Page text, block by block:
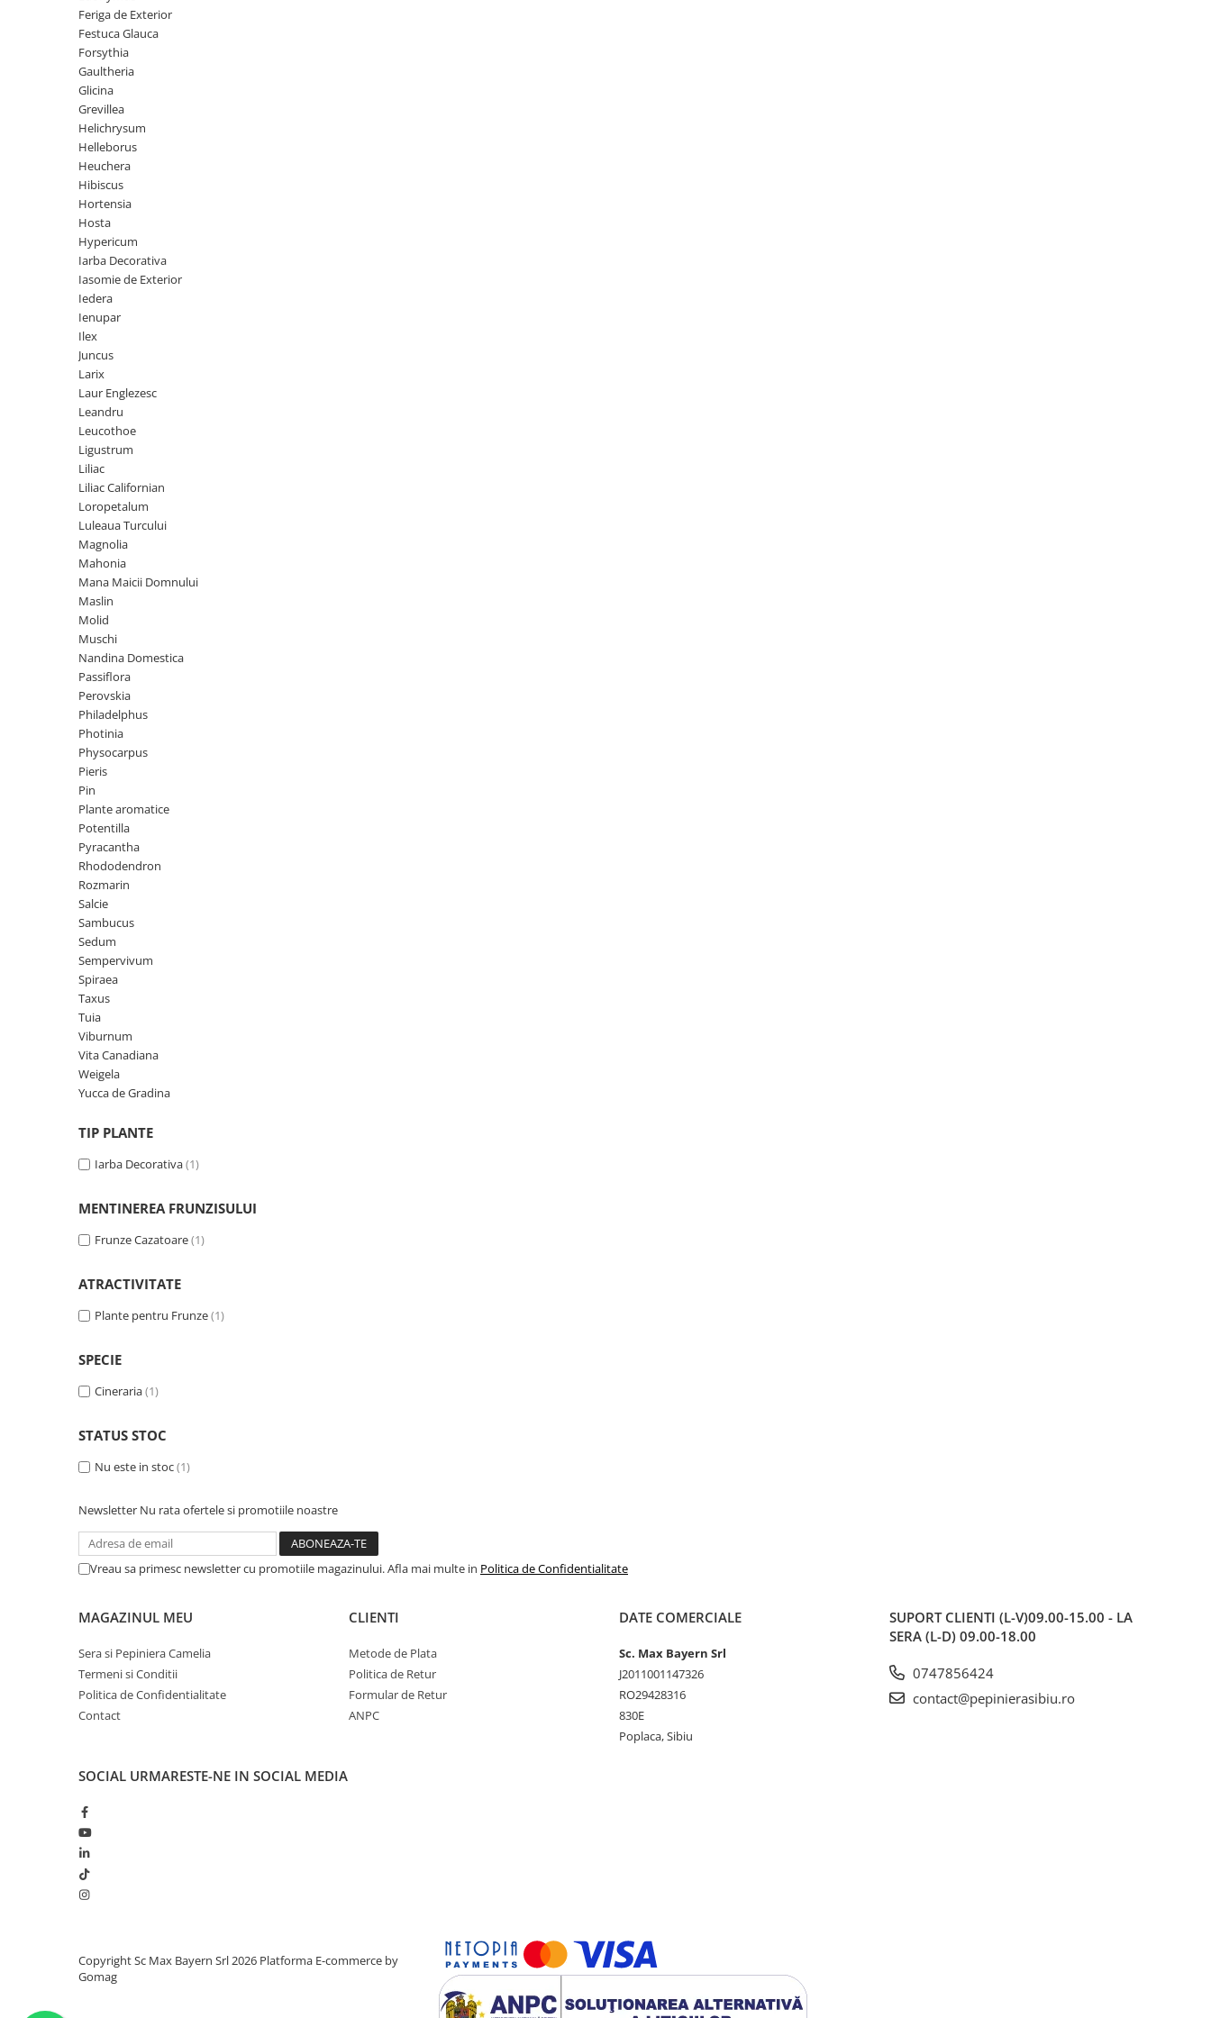
Seminte de Ierburi
Seminte de Legume/Fructe
Feriga de Exterior
Festuca Glauca
Forsythia
Gaultheria
Glicina
Grevillea
Helichrysum
Helleborus
Heuchera
Hibiscus
Hortensia
Hosta
Hypericum
Iarba Decorativa
Iasomie de Exterior
Iedera
Ienupar
Ilex
Juncus
Larix
Laur Englezesc
Leandru
Leucothoe
Ligustrum
Liliac
Liliac Californian
Loropetalum
Luleaua Turcului
Magnolia
Mahonia
Mana Maicii Domnului
Maslin
Molid
Muschi
Nandina Domestica
Passiflora
Perovskia
Philadelphus
Photinia
Physocarpus
Pieris
Pin
Plante aromatice
Potentilla
Pyracantha
Rhododendron
Rozmarin
Salcie
Sambucus
Sedum
Sempervivum
Spiraea
Taxus
Tuia
Viburnum
Vita Canadiana
Weigela
Yucca de Gradina
TIP PLANTE
Iarba Decorativa(1)
MENTINEREA FRUNZISULUI
Frunze Cazatoare(1)
ATRACTIVITATE
Plante pentru Frunze(1)
SPECIE
Cineraria(1)
STATUS STOC
Nu este in stoc(1)
Newsletter Nu rata ofertele si promotiile noastre
Vreau sa primesc newsletter cu promotiile magazinului. Afla mai multe in Politica de Confidentialitate
MAGAZINUL MEU
Sera si Pepiniera Camelia
Termeni si Conditii
Politica de Confidentialitate
Contact
CLIENTI
Metode de Plata
Politica de Retur
Formular de Retur
ANPC
DATE COMERCIALE
Sc. Max Bayern Srl
J2011001147326
RO29428316
830E
Poplaca, Sibiu
SUPORT CLIENTI (L-V)09.00-15.00 - LA
SERA (L-D) 09.00-18.00
0747856424
contact@pepinierasibiu.ro
SOCIAL URMARESTE-NE IN SOCIAL MEDIA
Copyright Sc Max Bayern Srl 2026 Platforma E-commerce by
Gomag